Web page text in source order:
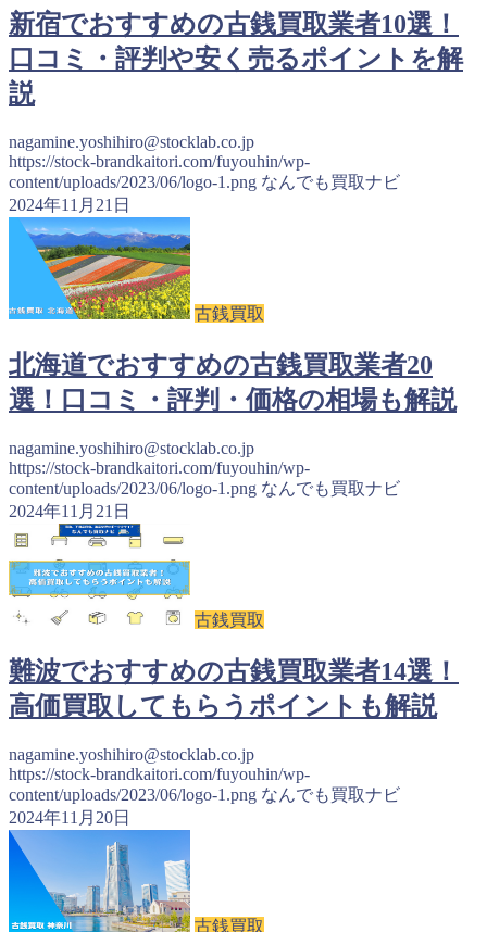
新宿でおすすめの古銭買取業者10選！
口コミ・評判や安く売るポイントを解
説
nagamine.yoshihiro@stocklab.co.jp
https://stock-brandkaitori.com/fuyouhin/wp-
content/uploads/2023/06/logo-1.png なんでも買取ナビ
2024年11月21日
古銭買取
北海道でおすすめの古銭買取業者20
選！口コミ・評判・価格の相場も解説
nagamine.yoshihiro@stocklab.co.jp
https://stock-brandkaitori.com/fuyouhin/wp-
content/uploads/2023/06/logo-1.png なんでも買取ナビ
2024年11月21日
古銭買取
難波でおすすめの古銭買取業者14選！
高価買取してもらうポイントも解説
nagamine.yoshihiro@stocklab.co.jp
https://stock-brandkaitori.com/fuyouhin/wp-
content/uploads/2023/06/logo-1.png なんでも買取ナビ
2024年11月20日
古銭買取